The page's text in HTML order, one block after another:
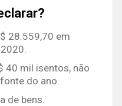
28.559,70 em
40 mil isentos, não
do ano.
de bens.